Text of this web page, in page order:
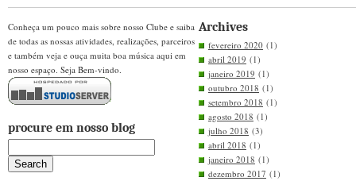
Conheça um pouco mais sobre nosso Clube e saiba
de todas as nossas atividades, realizações, parceiros
e também veja e ouça muita boa música aqui em
nosso espaço. Seja Bem-vindo.
procure em nosso blog
Archives
fevereiro 2020 (1)
abril 2019 (1)
janeiro 2019 (1)
outubro 2018 (1)
setembro 2018 (1)
agosto 2018 (1)
julho 2018 (3)
abril 2018 (1)
janeiro 2018 (1)
dezembro 2017 (1)